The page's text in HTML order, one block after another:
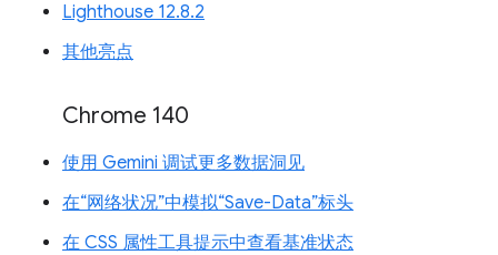
Lighthouse 12.8.2
其他亮点
Chrome 140
使用 Gemini 调试更多数据洞见
在“网络状况”中模拟“Save-Data”标头
在 CSS 属性工具提示中查看基准状态